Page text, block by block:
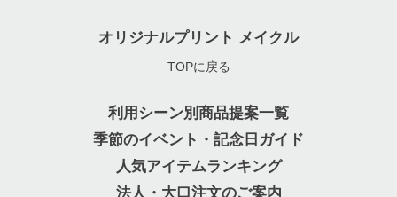
オリジナルプリント メイクル
TOPに戻る
利用シーン別商品提案一覧
季節のイベント・記念日ガイド
人気アイテムランキング
法人・大口注文のご案内